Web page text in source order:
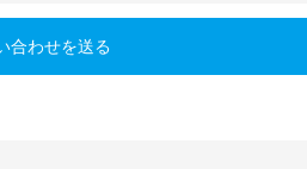
合わせを送る